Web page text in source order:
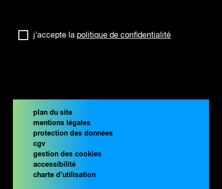
j'accepte la politique de confidentialité
plan du site
mentions légales
protection des données
cgv
gestion des cookies
accessibilité
charte d’utilisation